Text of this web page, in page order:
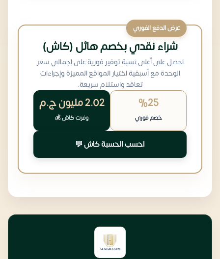
عرض الدفع الفوري
شراء نقدي بخصم هائل (كاش)
احصل على أعلى نسبة توفير فورية على إجمالي سعر
الوحدة مع أسبقية اختيار المواقع المميزة وإجراءات
تعاقد واستلام سريعة.
%25
خصم فوري
2.02 مليون ج.م
وفرت كاش 💰
احسب الحسبة كاش 💬